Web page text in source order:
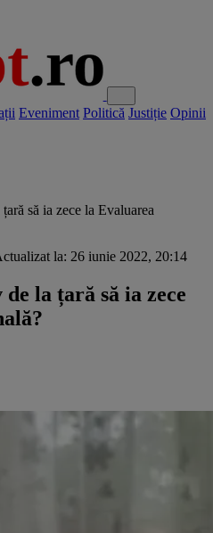
Eveniment Politică Justiție Opinii
să ia zece la Evaluarea
la: 26 iunie 2022, 20:14
la țară să ia zece